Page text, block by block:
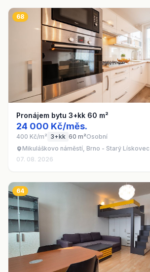
68
Pronájem bytu 3+kk 60 m²
24 000 Kč/měs.
400 Kč/m² 3+kk 60 m²Osobní
Mikuláškovo náměstí, Brno - Starý Lískovec
07. 08. 2026
64